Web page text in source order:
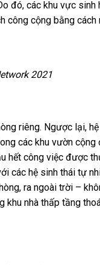
đó, các khu vực sinh
công cộng bằng cách
2021
riêng. Ngược lại,
các khu vườn cộng
hết công việc được
các hệ sinh thái tự
ra ngoài trời –
nhà thấp tầng